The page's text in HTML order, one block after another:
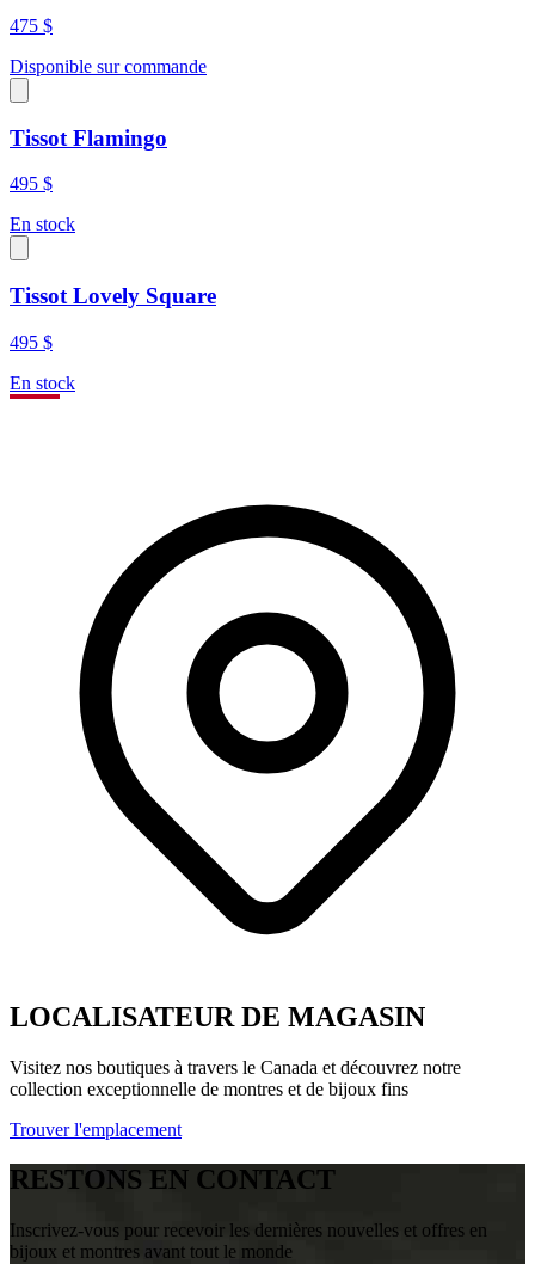
475 $
Disponible sur commande
Tissot Flamingo
495 $
En stock
Tissot Lovely Square
495 $
En stock
LOCALISATEUR DE MAGASIN
Visitez nos boutiques à travers le Canada et découvrez notre
collection exceptionnelle de montres et de bijoux fins
Trouver l'emplacement
RESTONS EN CONTACT
Inscrivez-vous pour recevoir les dernières nouvelles et offres en
bijoux et montres avant tout le monde